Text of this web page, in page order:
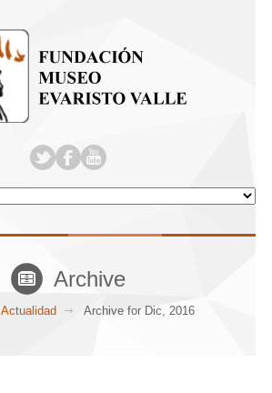
Archive
Actualidad Archive for Dic, 2016